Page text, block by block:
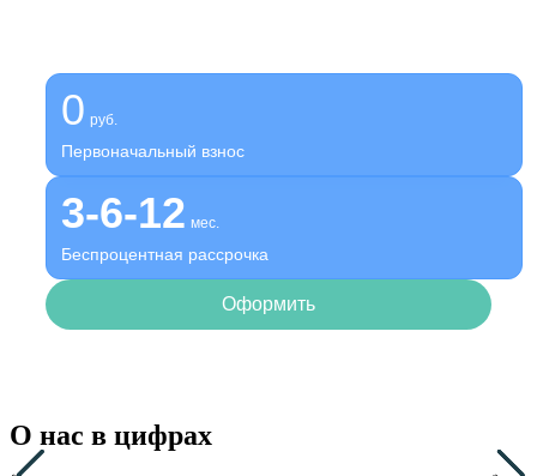
0 руб.
Первоначальный взнос
3-6-12 мес.
Беспроцентная рассрочка
Оформить
О нас в цифрах